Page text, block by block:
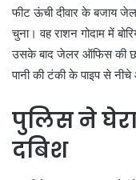
फीट ऊंची दीवार के बजाय
चुना। वह राशन गोदाम में
उसके बाद जेलर ऑफिस की
पानी की टंकी के पाइप से
पुलिस ने
दबिश